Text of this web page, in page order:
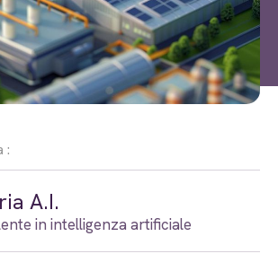
:
A.I.
in intelligenza artificiale